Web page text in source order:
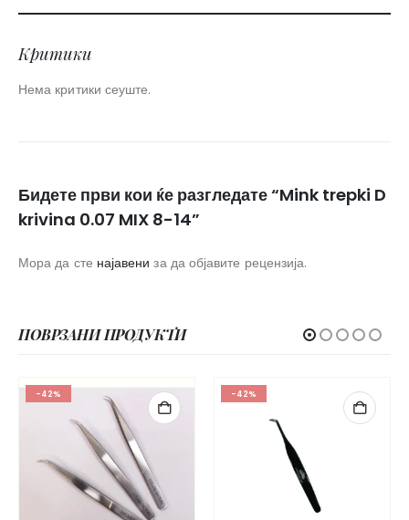
Критики
Нема критики сеуште.
Бидете први кои ќе разгледате “Mink trepki D
krivina 0.07 MIX 8-14”
Мора да сте најавени за да објавите рецензија.
ПОВРЗАНИ ПРОДУКТИ